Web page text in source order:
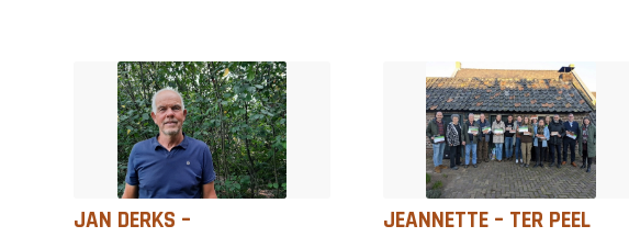
JAN DERKS –
JEANNETTE – TER PEEL